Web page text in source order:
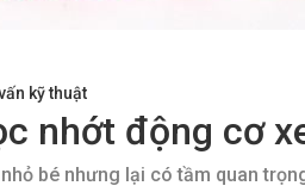
kỹ thuật
nhớt động cơ
bé nhưng lại có tầm quan